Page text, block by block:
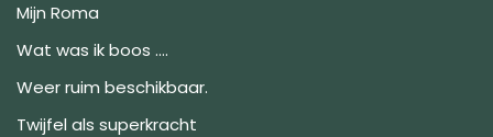
Mijn Roma
Wat was ik boos ….
Weer ruim beschikbaar.
Twijfel als superkracht